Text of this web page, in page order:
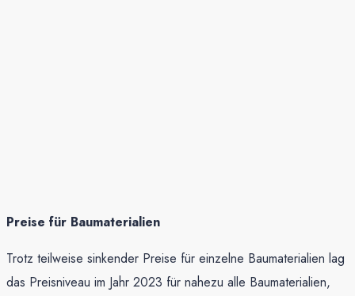
Preise für Baumaterialien
Trotz teilweise sinkender Preise für einzelne Baumaterialien lag
das Preisniveau im Jahr 2023 für nahezu alle Baumaterialien,